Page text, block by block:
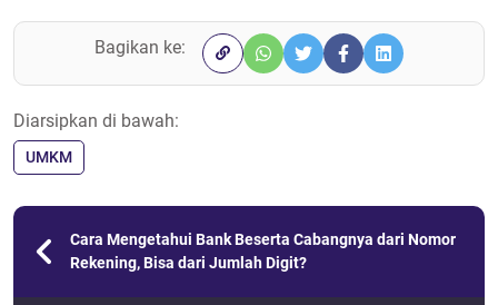
Bagikan ke:
Diarsipkan di bawah:
UMKM
Cara Mengetahui Bank Beserta Cabangnya dari Nomor
Rekening, Bisa dari Jumlah Digit?